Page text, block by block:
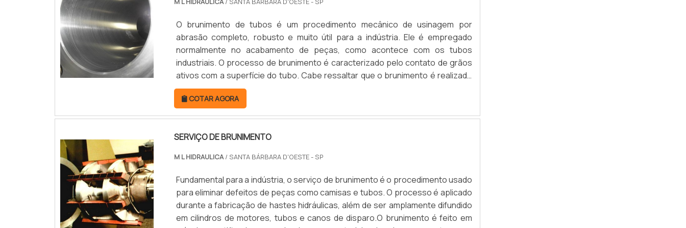
representantes da companhia e saiba mais! Não perca tempo! .
O brunimento de tubos é um procedimento mecânico de usinagem por
abrasão completo, robusto e muito útil para a indústria. Ele é empregado
normalmente no acabamento de peças, como acontece com os tubos
industriais. O processo de brunimento é caracterizado pelo contato de grãos
ativos com a superfície do tubo. Cabe ressaltar que o brunimento é realizado
por meio de máquinas de retificação, o que torna todo o processo ainda mais
eficaz.COMO É O PROCEDIMENTO DO BRUNIMENTO EM TUBOSEm movimentos
girat.
COTAR AGORA
SERVIÇO DE BRUNIMENTO
M L HIDRAULICA/ SANTA BÁRBARA D'OESTE - SP
Fundamental para a indústria, o serviço de brunimento é o procedimento usado
para eliminar defeitos de peças como camisas e tubos. O processo é aplicado
durante a fabricação de hastes hidráulicas, além de ser amplamente difundido
em cilindros de motores, tubos e canos de disparo.O brunimento é feito em